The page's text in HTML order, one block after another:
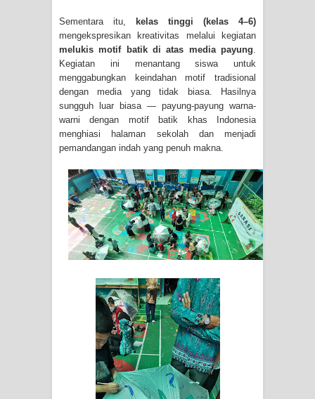
Sementara itu,
kelas tinggi (kelas 4–6)
mengekspresikan kreativitas melalui kegiatan
melukis motif batik di atas media payung.
Kegiatan ini menantang siswa untuk
menggabungkan keindahan motif tradisional
dengan media yang tidak biasa. Hasilnya
sungguh luar biasa — payung-payung warna-
warni dengan motif batik khas Indonesia
menghiasi halaman sekolah dan menjadi
pemandangan indah yang penuh makna.